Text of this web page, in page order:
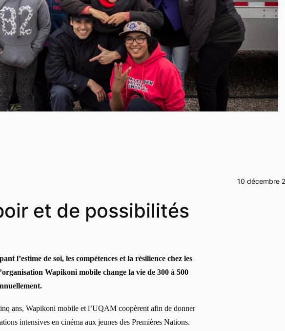
10 décembre
et de possibilités
l’estime de soi, les compétences et la résilience chez les
Wapikoni mobile change la vie de 300 à 500
ans, Wapikoni mobile et l’UQAM coopèrent afin de donner
intensives en cinéma aux jeunes des Premières Nations.